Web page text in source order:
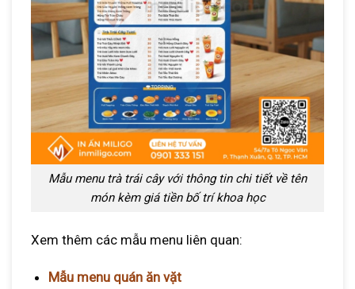
Mẫu menu trà trái cây với thông tin chi tiết về tên
món kèm giá tiền bố trí khoa học
Xem thêm các mẫu menu liên quan:
Mẫu menu quán ăn vặt